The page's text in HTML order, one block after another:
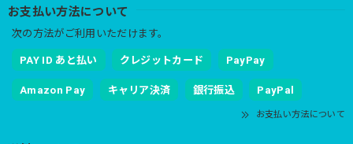
お支払い方法について
次の方法がご利用いただけます。
PAY ID あと払い クレジットカード PayPay
Amazon Pay キャリア決済 銀行振込 PayPal
お支払い方法について